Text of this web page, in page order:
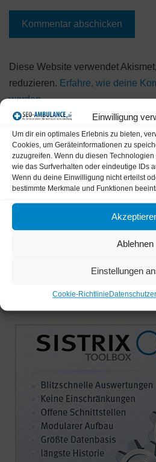
Einwilligung
Um dir ein optimales Erlebnis zu bieten,
Cookies, um Geräteinformationen zu
zuzugreifen. Wenn du diesen
wie das Surfverhalten oder eindeutige IDs
Wenn du deine Einwilligung nicht erteilst
bestimmte Merkmale und Funktionen
Ablehnen
Einstellungen
Cookie-Richtlinie
A
l
t
e
n
a
e
Diese Website verwendet
reduzieren. Erfahre, wie deine
werden.
SEO Themen